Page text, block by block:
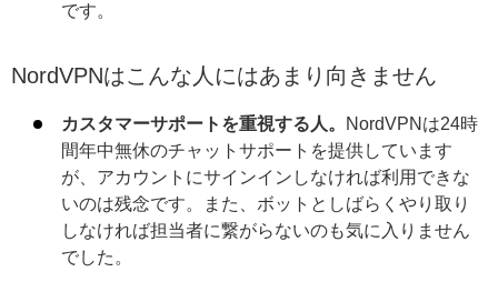
です。
NordVPNはこんな人にはあまり向きません
カスタマーサポートを重視する人。
NordVPNは24時
間年中無休のチャットサポートを提供しています
が、アカウントにサインインしなければ利用できな
いのは残念です。また、ボットとしばらくやり取り
しなければ担当者に繋がらないのも気に入りません
でした。